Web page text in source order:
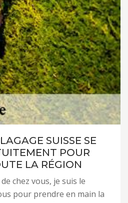
SUISSE SE
POUR
LA RÉGION
chez vous, je suis le
pour prendre en main la